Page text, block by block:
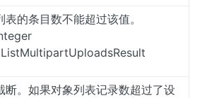
表的条目数不能超过该值。
断。如果对象列表记录数超过了设